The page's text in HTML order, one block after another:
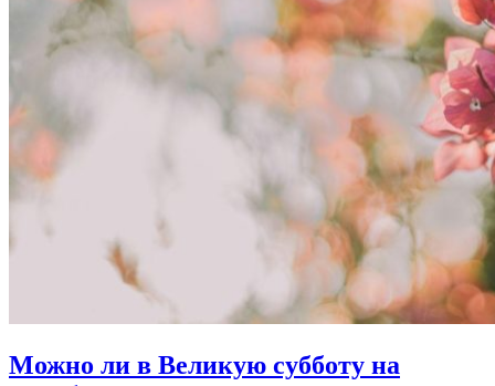
Можно ли в Великую субботу на